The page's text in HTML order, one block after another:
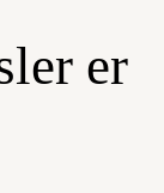
er